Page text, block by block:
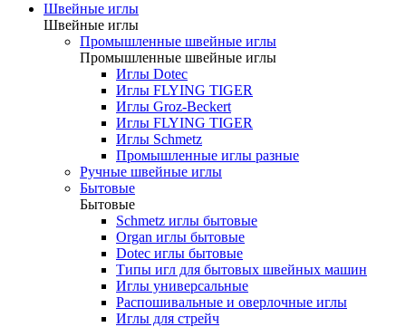
Швейные иглы
Швейные иглы
Промышленные швейные иглы
Промышленные швейные иглы
Иглы Dotec
Иглы FLYING TIGER
Иглы Groz-Beckert
Иглы FLYING TIGER
Иглы Schmetz
Промышленные иглы разные
Ручные швейные иглы
Бытовые
Бытовые
Schmetz иглы бытовые
Organ иглы бытовые
Dotec иглы бытовые
Типы игл для бытовых швейных машин
Иглы универсальные
Распошивальные и оверлочные иглы
Иглы для стрейч